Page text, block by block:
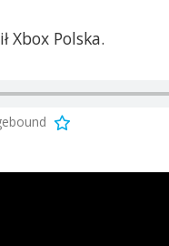
Xbox Polska.